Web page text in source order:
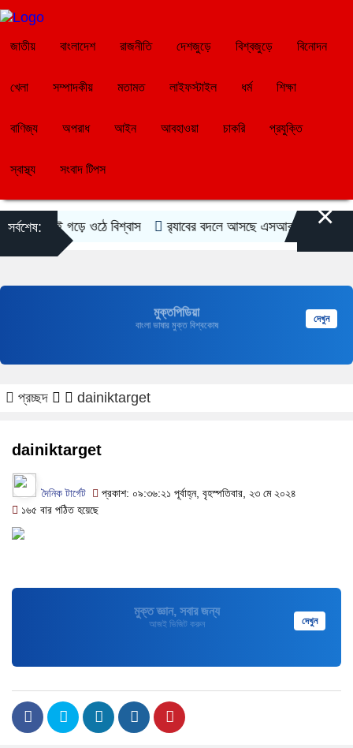
জাতীয় বাংলাদেশ রাজনীতি দেশজুড়ে বিশ্বজুড়ে বিনোদন
খেলা সম্পাদকীয় মতামত লাইফস্টাইল ধর্ম শিক্ষা
বাণিজ্য অপরাধ আইন আবহাওয়া চাকরি প্রযুক্তি
স্বাস্থ্য সংবাদ টিপস
সর্বশেষ:
কাজেই গড়ে ওঠে বিশ্বাস র‍্যাবের বদলে আসছে এসআরবি নগদে ৭
×
মুক্তপিডিয়া
বাংলা ভাষার মুক্ত বিশ্বকোষ দেখুন
প্রচ্ছদ dainiktarget
dainiktarget
দৈনিক টার্গেট
প্রকাশ: ০৯:৩৬:২১ পূর্বাহ্ন, বৃহস্পতিবার, ২৩ মে ২০২৪
১৬৫ বার পঠিত হয়েছে
মুক্ত জ্ঞান, সবার জন্য
আজই ভিজিট করুন দেখুন